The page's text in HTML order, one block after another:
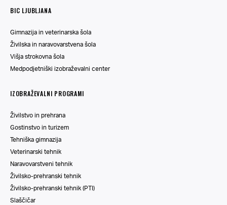
BIC LJUBLJANA
Gimnazija in veterinarska šola
Živilska in naravovarstvena šola
Višja strokovna šola
Medpodjetniški izobraževalni center
IZOBRAŽEVALNI PROGRAMI
Živilstvo in prehrana
Gostinstvo in turizem
Tehniška gimnazija
Veterinarski tehnik
Naravovarstveni tehnik
Živilsko-prehranski tehnik
Živilsko-prehranski tehnik (PTI)
Slaščičar